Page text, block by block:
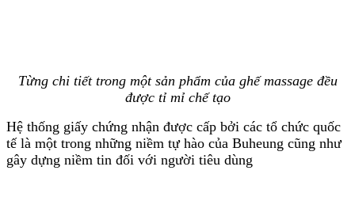
Từng chi tiết trong một sản phẩm của ghế massage đều
được tỉ mỉ chế tạo
Hệ thống giấy chứng nhận được cấp bởi các tổ chức quốc
tế là một trong những niềm tự hào của Buheung cũng như
gây dựng niềm tin đối với người tiêu dùng